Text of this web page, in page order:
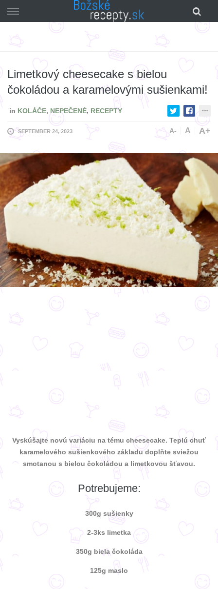
to
Limetkový cheesecake s bielou
čokoládou a karamelovými sušienkami!
in KOLÁČE, NEPEČENÉ, RECEPTY
SEPTEMBER 24, 2023 A- A A+
Vyskúšajte novú variáciu na tému cheesecake. Teplú chuť
karamelového sušienkového základu doplňte sviežou
smotanou s bielou čokoládou a limetkovou šťavou.
Potrebujeme:
300g sušienky
2-3ks limetka
350g biela čokoláda
125g maslo